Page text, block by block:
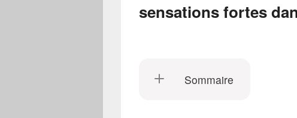
sensations fortes
Sommaire